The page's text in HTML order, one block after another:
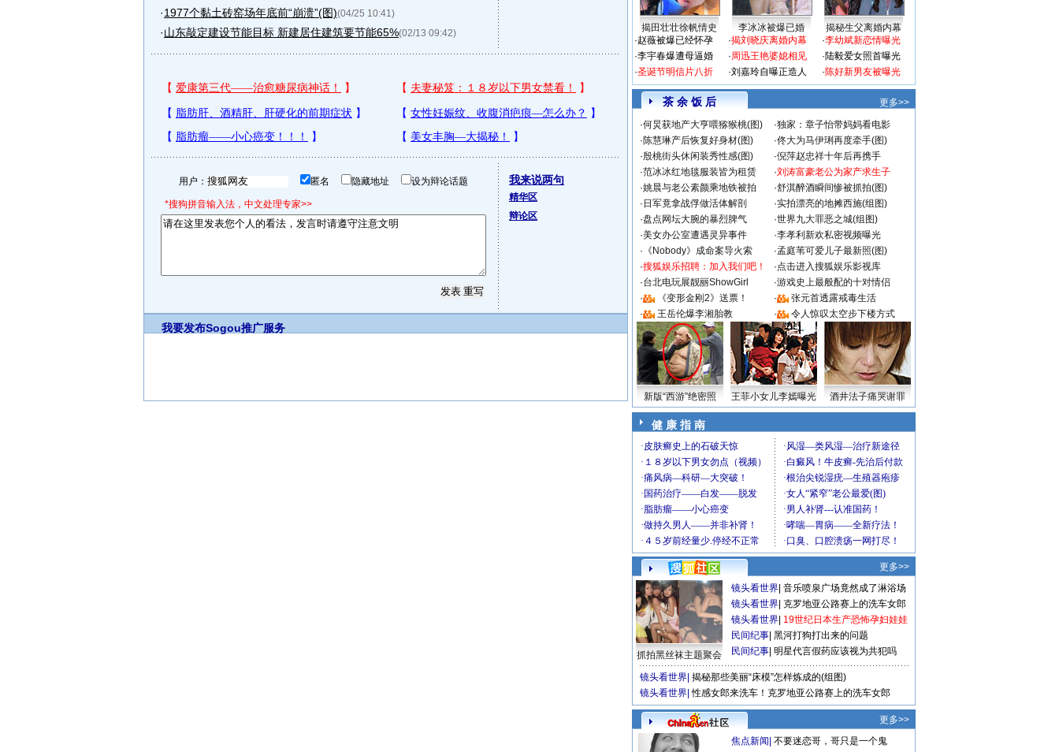
·1977个黏土砖窑场年底前“崩溃”(图)(04/25 10:41)
·山东敲定建设节能目标 新建居住建筑要节能65%(02/13 09:42)
用户： 匿名 隐藏地址 设为辩论话题
*搜狗拼音输入法，中文处理专家>>
我来说两句
精华区
辩论区
我要发布Sogou推广服务
揭田壮壮徐帆情史 李冰冰被爆已婚
揭秘生父离婚内幕
·赵薇被爆已经怀孕
·李宇春爆遭母逼婚
·圣诞节明信片八折
·揭刘晓庆离婚内幕
·周迅王艳婆媳相见
·刘嘉玲自曝正造人
·李幼斌新恋情曝光
·陆毅爱女照首曝光
·陈好新男友被曝光
茶 余 饭 后
更多>>
·何炅获地产大亨喂猕猴桃(图) ·独家：章子怡带妈妈看电影
·陈慧琳产后恢复好身材(图) ·佟大为马伊琍再度牵手(图)
·殷桃街头休闲装秀性感(图) ·倪萍赵忠祥十年后再携手
·范冰冰红地毯服装皆为租赁 ·刘涛富豪老公为家产求生子
·姚晨与老公素颜乘地铁被拍 ·舒淇醉酒瞬间惨被抓拍(图)
· 日军竟拿战俘做活体解剖 ·实拍漂亮的地摊西施(组图)
·盘点网坛大腕的暴烈脾气 ·世界九大罪恶之城(组图)
·美女办公室遭遇灵异事件 ·李孝利新欢私密视频曝光
· 《Nobody》成命案导火索 ·孟庭苇可爱儿子最新照(图)
·搜狐娱乐招聘：加入我们吧！ ·点击进入搜狐娱乐影视库
·台北电玩展靓丽ShowGirl ·游戏史上最般配的十对情侣
·
《变形金刚2》送票！ ·
张元首透露戒毒生活
·
王岳伦爆李湘胎教 · 令人惊叹太空步下楼方式
新版“西游”绝密照 王菲小女儿李嫣曝光 酒井法子痛哭谢罪
健 康 指 南
更多>>
抓拍黑丝袜主题聚会
镜头看世界 音乐喷泉广场竟然成了淋浴场
镜头看世界 克罗地亚公路赛上的洗车女郎
镜头看世界 19世纪日本生产恐怖孕妇娃娃
民间纪事 黑河打狗打出来的问题
民间纪事 明星代言假药应该视为共犯吗
镜头看世界 揭秘那些美丽“床模”怎样炼成的(组图)
镜头看世界 性感女郎来洗车！克罗地亚公路赛上的洗车女郎
更多>>
焦点新闻 不要迷恋哥，哥只是一个鬼